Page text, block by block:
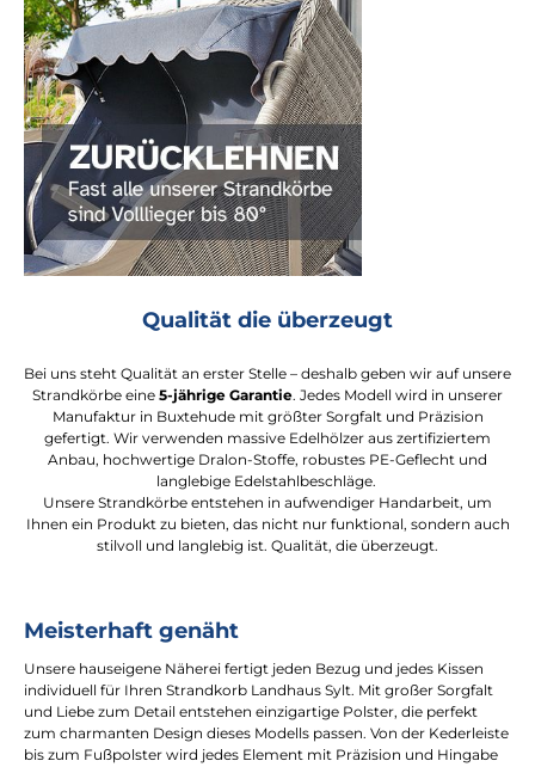
Qualität die überzeugt
Bei uns steht Qualität an erster Stelle – deshalb geben wir auf unsere
Strandkörbe eine 5-jährige Garantie. Jedes Modell wird in unserer
Manufaktur in Buxtehude mit größter Sorgfalt und Präzision
gefertigt. Wir verwenden massive Edelhölzer aus zertifiziertem
Anbau, hochwertige Dralon-Stoffe, robustes PE-Geflecht und
langlebige Edelstahlbeschläge.
Unsere Strandkörbe entstehen in aufwendiger Handarbeit, um
Ihnen ein Produkt zu bieten, das nicht nur funktional, sondern auch
stilvoll und langlebig ist. Qualität, die überzeugt.
Meisterhaft genäht
Unsere hauseigene Näherei fertigt jeden Bezug und jedes Kissen
individuell für Ihren Strandkorb Landhaus Sylt. Mit großer Sorgfalt
und Liebe zum Detail entstehen einzigartige Polster, die perfekt
zum charmanten Design dieses Modells passen. Von der Kederleiste
bis zum Fußpolster wird jedes Element mit Präzision und Hingabe